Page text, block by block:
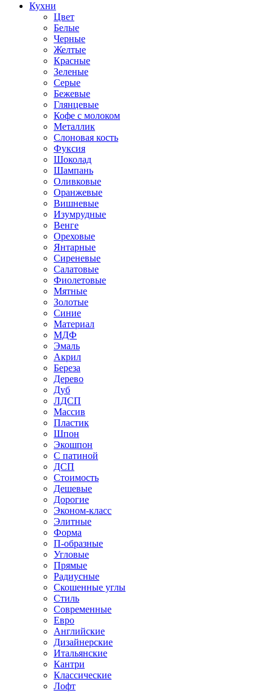
Кухни
Цвет
Белые
Черные
Желтые
Красные
Зеленые
Серые
Бежевые
Глянцевые
Кофе с молоком
Металлик
Слоновая кость
Фуксия
Шоколад
Шампань
Оливковые
Оранжевые
Вишневые
Изумрудные
Венге
Ореховые
Янтарные
Сиреневые
Салатовые
Фиолетовые
Мятные
Золотые
Синие
Материал
МДФ
Эмаль
Акрил
Береза
Дерево
Дуб
ЛДСП
Массив
Пластик
Шпон
Экошпон
С патиной
ДСП
Стоимость
Дешевые
Дорогие
Эконом-класс
Элитные
Форма
П-образные
Угловые
Прямые
Радиусные
Скошенные углы
Стиль
Современные
Евро
Английские
Дизайнерские
Итальянские
Кантри
Классические
Лофт